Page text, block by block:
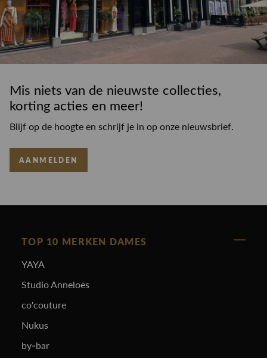
Mis niets van de nieuwste collecties,
korting acties en meer!
Blijf op de hoogte en schrijf je in op onze nieuwsbrief.
AANMELDEN
TOP 10 MERKEN DAMES
YAYA
Studio Anneloes
co'couture
Nukus
by-bar